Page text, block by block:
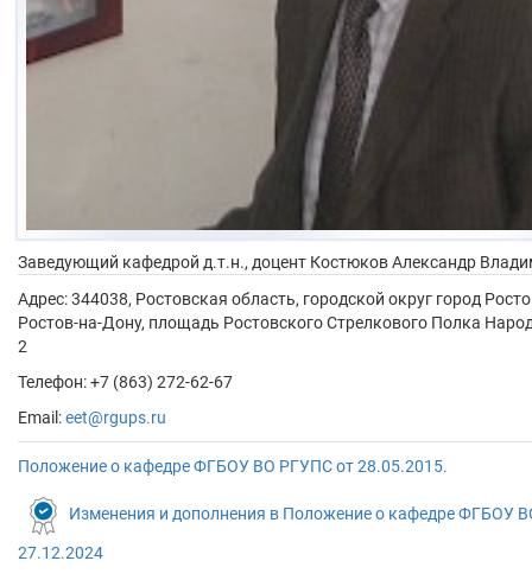
Заведующий кафедрой д.т.н., доцент Костюков Александр
Адрес:344038, Ростовская область, городской округ город
Ростов-на-Дону, площадь Ростовского Стрелкового Полка
2
Телефон: +7 (863) 272-62-67
Email:eet@rgups.ru
Положение о кафедре ФГБОУ ВО РГУПC от 28.05.2015.
Изменения и дополнения в Положение о кафедре ФГБОУ
27.12.2024